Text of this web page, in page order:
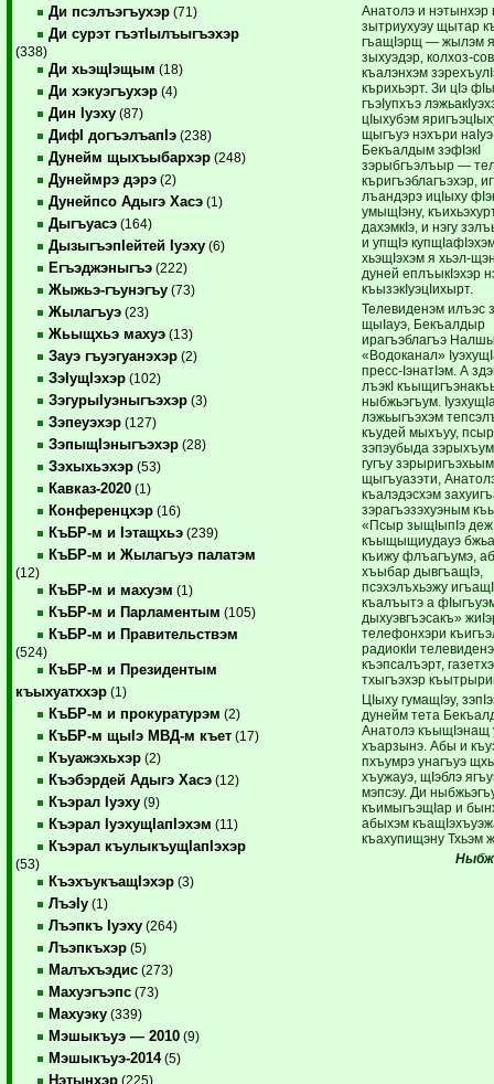
Ди псэлъэгъухэр (71)
Ди сурэт гъэтIылъыгъэхэр
(338)
Ди хьэщIэщым (18)
Ди хэкуэгъухэр (4)
Дин Iуэху (87)
ДифI догъэлъапIэ (238)
Дунейм щыхъыбархэр (248)
Дунеймрэ дэрэ (2)
Дунейпсо Адыгэ Хасэ (1)
Дыгъуасэ (164)
ДызыгъэпIейтей Iуэху (6)
Егъэджэныгъэ (222)
Жыжьэ-гъунэгъу (73)
Жылагъуэ (23)
Жьыщхьэ махуэ (13)
Зауэ гъуэгуанэхэр (2)
ЗэIущIэхэр (102)
ЗэгурыIуэныгъэхэр (3)
Зэпеуэхэр (127)
ЗэпыщIэныгъэхэр (28)
Зэхыхьэхэр (53)
Кавказ-2020 (1)
Конференцхэр (16)
КъБР-м и Iэтащхьэ (239)
КъБР-м и Жылагъуэ палатэм
(12)
КъБР-м и махуэм (1)
КъБР-м и Парламентым (105)
КъБР-м и Правительствэм
(524)
КъБР-м и Президентым
къыхуатххэр (1)
КъБР-м и прокуратурэм (2)
КъБР-м щыIэ МВД-м къет (17)
Къуажэхьхэр (2)
Къэбэрдей Адыгэ Хасэ (12)
Къэрал Iуэху (9)
Къэрал IуэхущIапIэхэм (11)
Къэрал къулыкъущIапIэхэр
(53)
КъэхъукъащIэхэр (3)
ЛъэIу (1)
Лъэпкъ Iуэху (264)
Лъэпкъхэр (5)
Малъхъэдис (273)
Махуэгъэпс (73)
Махуэку (339)
Мэшыкъуэ — 2010 (9)
Мэшыкъуэ-2014(5)
Нэтынхэр (225)
Анатолэ и нэтынхэр
зытриухуэу щытар
гъащIэрщ — жылэм я
зыхуэдэр, колхоз-
къалэнхэм
кърихьэрт. Зи цIэ
гъэIупхъэ
цIыхубэм
щыгъуэ нэхъри
Бекъалдым зэфIэкI
зэрыбгъэлъыр —
къригъэблагъэхэр,
лъандэрэ ицIыху
умыщIэну,
дахэмкIэ, и нэгу
и упщIэ
хьэщIэхэм я хьэл-
дуней еплъыкIэхэр
къызэкIуэцIихырт.
Телевиденэм илъэс
щыIауэ, Бекъалдыр
ирагъэблагъэ
«Водоканал»
пресс-IэнатIэм. А
лъэкI
ныбжьэгъум.
лэжьыгъэхэм
къудей мыхъуу, псыр
зэпэубыда
гугъу
щыгъуазэти,
къалэдэсхэм
зэрагъэзэхуэным
«Псыр зыщIыпIэ деж
къыщыщиудауэ
къижу флъагъумэ,
хъыбар дывгъащIэ,
псэхэлъхьэжу
къалъытэ а
дыхуэвгъэсакъ»
телефонхэри
радиокIи
къэпсалъэрт,
тхыгъэхэр
ЦIыху гумащIэу,
дунейм тета
Анатолэ къыщIэнащ
хъарзынэ. Абы и
пхъумрэ унагъуэ
хъужауэ, щIэблэ
мэпсэу. Ди
къимыгъэщIар и
абыхэм
къахупищэну Тхьэм